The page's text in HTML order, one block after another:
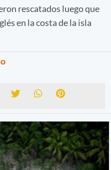
rescatados luego que
en la costa de la isla